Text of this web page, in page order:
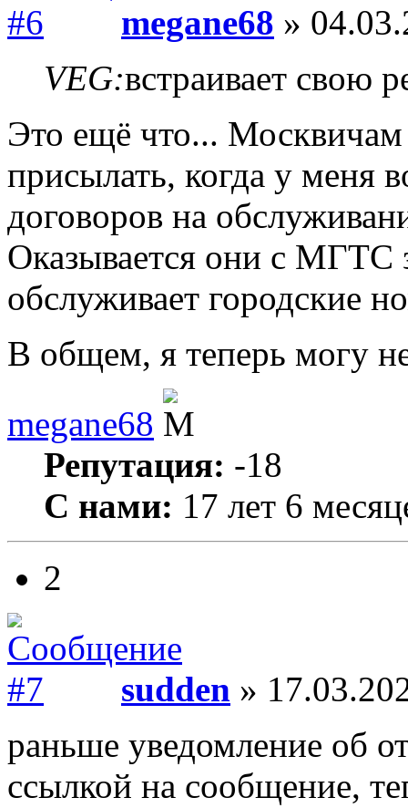
megane68 »
VEG:встраивает свою
Это ещё что... Москвичам
присылать, когда у меня
договоров на
Оказывается они с
обслуживает городские
В общем, я теперь могу
megane68
Репутация: -18
С нами: 17 лет 6
2
sudden »
раньше уведомление об
ссылкой на сообщение,